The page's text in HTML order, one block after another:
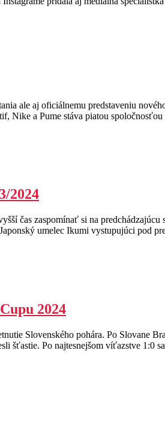
ale aj oficiálnemu predstaveniu
Nike a Pume stáva piatou
2024
čas zaspomínať si na
umelec Ikumi vystupujúci pod
2024
Slovenského pohára. Po Slovane
šťastie. Po najtesnejšom víťazstve 1:0